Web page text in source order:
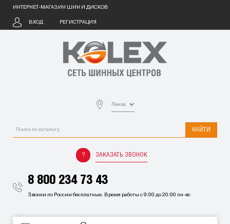
ИНТЕРНЕТ-МАГАЗИН ШИН И ДИСКОВ
ВХОД РЕГИСТРАЦИЯ
Пенза
НАЙТИ
ЗАКАЗАТЬ ЗВОНОК
8 800 234 73 43
Звонки по России бесплатные. Время работы с 9:00 до 20:00 пн-вс